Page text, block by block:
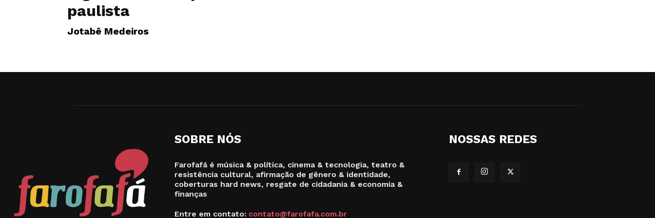
paulista
Jotabê Medeiros
SOBRE NÓS
Farofafá é música & política, cinema & tecnologia, teatro &
resistência cultural, afirmação de gênero & identidade,
coberturas hard news, resgate de cidadania & economia &
finanças
Entre em contato: contato@farofafa.com.br
NOSSAS REDES